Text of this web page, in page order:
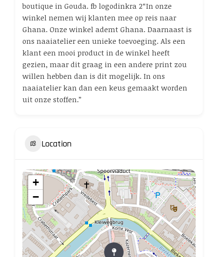
boutique in Gouda. fb logodinkra 2“In onze
winkel nemen wij klanten mee op reis naar
Ghana. Onze winkel ademt Ghana. Daarnaast is
ons naaiatelier een unieke toevoeging. Als een
klant een mooi product in de winkel heeft
gezien, maar dit graag in een andere print zou
willen hebben dan is dit mogelijk. In ons
naaiatelier kan dan een keus gemaakt worden
uit onze stoffen.”
Location
+
−